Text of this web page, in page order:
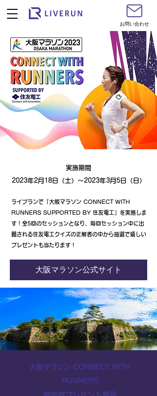
お問い合わせ
実施期間
2023年2月18日（土）～2023年3月5日（日）
ライブランで「大阪マラソン CONNECT WITH
RUNNERS SUPPORTED BY 住友電工」を実施しま
す！全5回のセッションとなり、毎回セッション中に出
題される住友電工クイズの正解者の中から抽選で嬉しい
プレゼントも当たります！
大阪マラソン公式サイト
大阪マラソン CONNECT WITH
RUNNERS